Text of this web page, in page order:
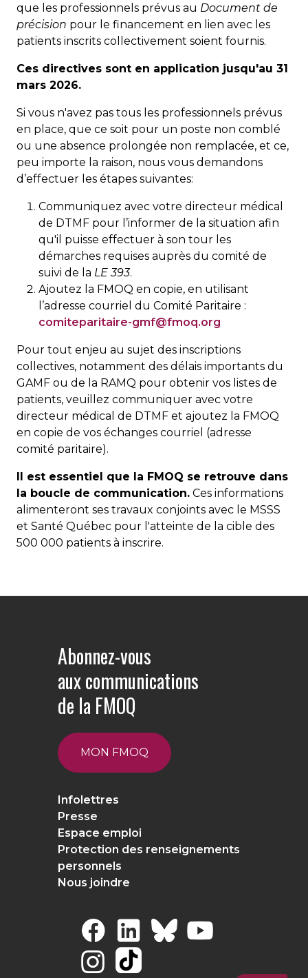
que les professionnels prévus au Document de
précision pour le financement en lien avec les
patients inscrits collectivement soient fournis.
Ces directives sont en application jusqu'au 31
mars 2026.
Si vous n'avez pas tous les professionnels prévus
en place, que ce soit pour un poste non comblé
ou une absence prolongée non remplacée, et ce,
peu importe la raison, nous vous demandons
d’effectuer les étapes suivantes:
Communiquez avec votre directeur médical
de DTMF pour l’informer de la situation afin
qu'il puisse effectuer à son tour les
démarches requises auprès du comité de
suivi de la LE 393.
Ajoutez la FMOQ en copie, en utilisant
l’adresse courriel du Comité Paritaire :
comiteparitaire-gmf@fmoq.org
Pour tout enjeu au sujet des inscriptions
collectives, notamment des délais importants du
GAMF ou de la RAMQ pour obtenir vos listes de
patients, veuillez communiquer avec votre
directeur médical de DTMF et ajoutez la FMOQ
en copie de vos échanges courriel (adresse
comité paritaire).
Il est essentiel que la FMOQ se retrouve dans
la boucle de communication. Ces informations
alimenteront ses travaux conjoints avec le MSSS
et Santé Québec pour l'atteinte de la cible des
500 000 patients à inscrire.
Abonnez-vous
aux communications
de la FMOQ
MON FMOQ
Infolettres
Presse
Espace emploi
Protection des renseignements
personnels
Nous joindre